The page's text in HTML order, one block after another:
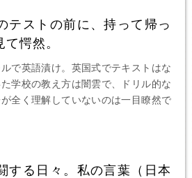
テストの前に、持って帰っ
愕然。
で英語漬け。英国式でテキストはな
学校の教え方は闇雲で、ドリル的な
全く理解していないのは一目瞭然で
する日々。私の言葉（日本